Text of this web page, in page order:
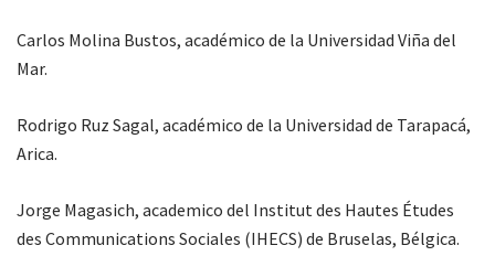
Carlos Molina Bustos, académico de la Universidad Viña del
Mar.
Rodrigo Ruz Sagal, académico de la Universidad de Tarapacá,
Arica.
Jorge Magasich, academico del Institut des Hautes Études
des Communications Sociales (IHECS) de Bruselas, Bélgica.